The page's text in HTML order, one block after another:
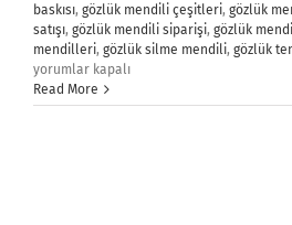
baskısı, gözlük mendili çeşitleri, gözlük
satışı, gözlük mendili siparişi, gözlük
mendilleri, gözlük silme mendili, gözlük
yorumlar kapalı
Read More